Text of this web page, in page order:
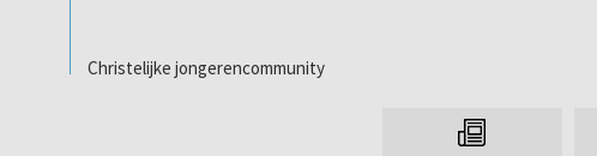
Christelijke jongerencommunity